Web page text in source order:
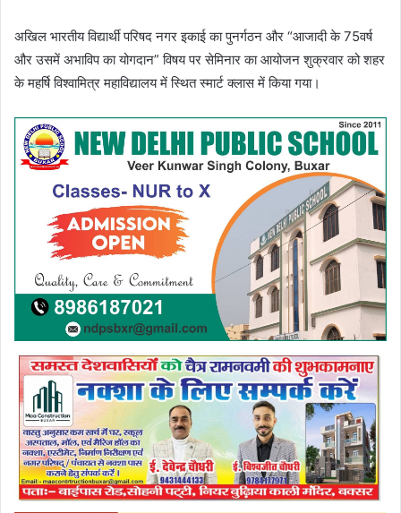
अखिल भारतीय विद्यार्थी परिषद नगर इकाई का पुनर्गठन और “आजादी के 75वर्ष
और उसमें अभाविप का योगदान” विषय पर सेमिनार का आयोजन शुक्रवार को शहर
के महर्षि विश्वामित्र महाविद्यालय में स्थित स्मार्ट क्लास में किया गया।